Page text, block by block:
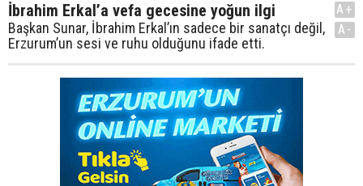
İbrahim Erkal’a vefa gecesine yoğun ilgi
Başkan Sunar, İbrahim Erkal’ın sadece bir sanatçı değil,
Erzurum’un sesi ve ruhu olduğunu ifade etti.
A+
A-